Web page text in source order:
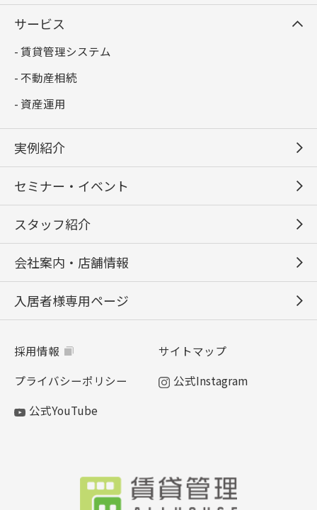
サービス
- 賃貸管理システム
- 不動産相続
- 資産運用
実例紹介
セミナー・イベント
スタッフ紹介
会社案内・店舗情報
入居者様専用ページ
採用情報
サイトマップ
プライバシーポリシー
公式Instagram
公式YouTube